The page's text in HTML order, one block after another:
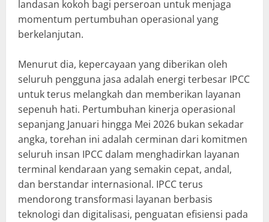
landasan kokoh bagi perseroan untuk menjaga
momentum pertumbuhan operasional yang
berkelanjutan.
Menurut dia, kepercayaan yang diberikan oleh
seluruh pengguna jasa adalah energi terbesar IPCC
untuk terus melangkah dan memberikan layanan
sepenuh hati. Pertumbuhan kinerja operasional
sepanjang Januari hingga Mei 2026 bukan sekadar
angka, torehan ini adalah cerminan dari komitmen
seluruh insan IPCC dalam menghadirkan layanan
terminal kendaraan yang semakin cepat, andal,
dan berstandar internasional. IPCC terus
mendorong transformasi layanan berbasis
teknologi dan digitalisasi, penguatan efisiensi pada